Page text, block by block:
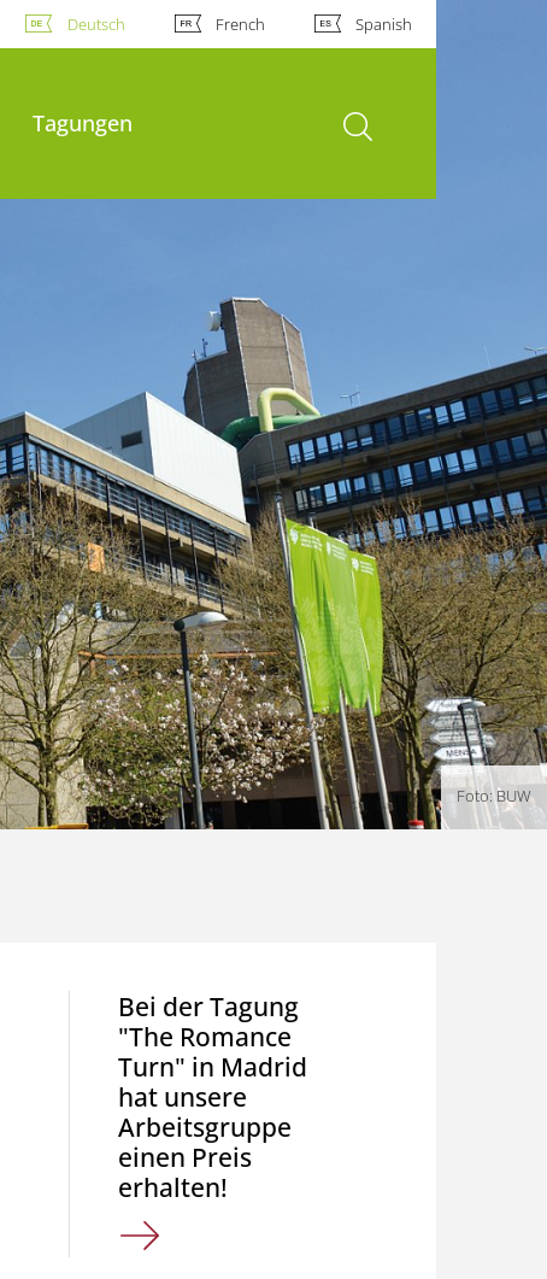
Deutsch French Spanish
Tagungen Suche öffnen
Foto: BUW
Bei der Tagung
"The Romance
Turn" in Madrid
hat unsere
Arbeitsgruppe
einen Preis
erhalten!